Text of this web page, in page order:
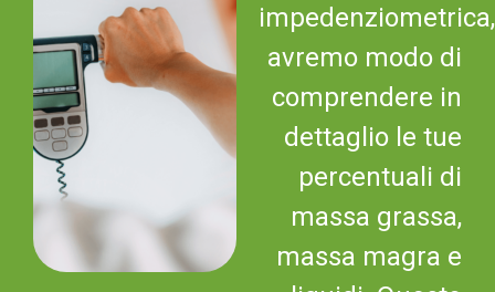
impedenziometrica,
avremo modo di
comprendere in
dettaglio le tue
percentuali di
massa grassa,
massa magra e